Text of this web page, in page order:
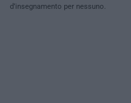
d’insegnamento per nessuno.